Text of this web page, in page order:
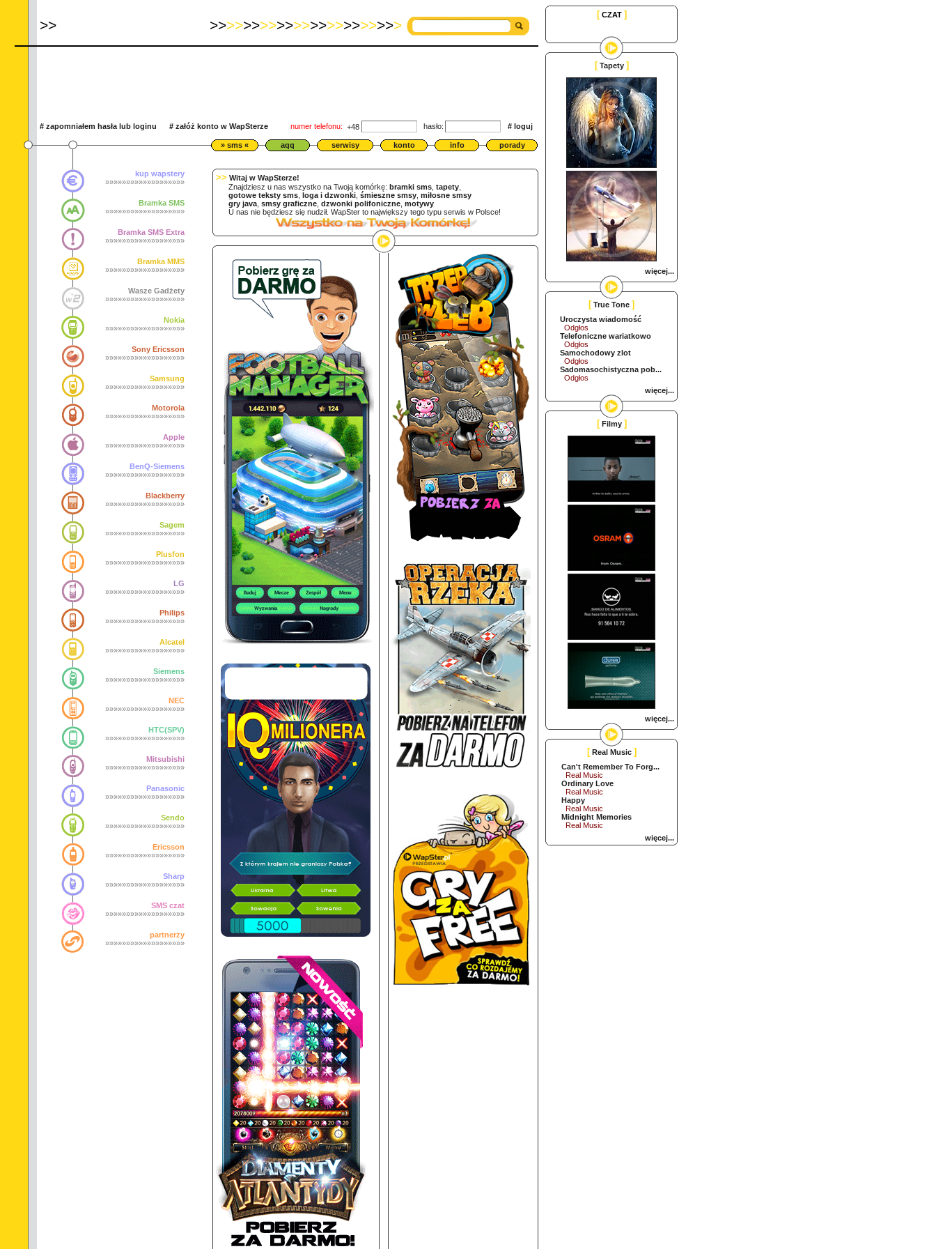
>> >>>>>>>>>>>>>>>>>>>>>>>
# zapomniałem hasła lub loginu # załóż konto w WapSterze numer telefonu: +48 hasło: # loguj
» sms « aqq serwisy konto info porady
kup wapstery
»»»»»»»»»»»»»»»»»»»
Bramka SMS
»»»»»»»»»»»»»»»»»»»
Bramka SMS Extra
»»»»»»»»»»»»»»»»»»»
Bramka MMS
»»»»»»»»»»»»»»»»»»»
Wasze Gadżety
»»»»»»»»»»»»»»»»»»»
Nokia
»»»»»»»»»»»»»»»»»»»
Sony Ericsson
»»»»»»»»»»»»»»»»»»»
Samsung
»»»»»»»»»»»»»»»»»»»
Motorola
»»»»»»»»»»»»»»»»»»»
Apple
»»»»»»»»»»»»»»»»»»»
BenQ-Siemens
»»»»»»»»»»»»»»»»»»»
Blackberry
»»»»»»»»»»»»»»»»»»»
Sagem
»»»»»»»»»»»»»»»»»»»
Plusfon
»»»»»»»»»»»»»»»»»»»
LG
»»»»»»»»»»»»»»»»»»»
Philips
»»»»»»»»»»»»»»»»»»»
Alcatel
»»»»»»»»»»»»»»»»»»»
Siemens
»»»»»»»»»»»»»»»»»»»
NEC
»»»»»»»»»»»»»»»»»»»
HTC(SPV)
»»»»»»»»»»»»»»»»»»»
Mitsubishi
»»»»»»»»»»»»»»»»»»»
Panasonic
»»»»»»»»»»»»»»»»»»»
Sendo
»»»»»»»»»»»»»»»»»»»
Ericsson
»»»»»»»»»»»»»»»»»»»
Sharp
»»»»»»»»»»»»»»»»»»»
SMS czat
»»»»»»»»»»»»»»»»»»»
partnerzy
»»»»»»»»»»»»»»»»»»»
>> Witaj w WapSterze!
Znajdziesz u nas wszystko na Twoją komórkę: bramki sms tapety
gotowe teksty sms loga i dzwonki śmieszne smsy miłosne smsy
gry java smsy graficzne dzwonki polifoniczne motywy
U nas nie będziesz się nudził. WapSter to największy tego typu serwis w Polsce!
[CZAT ]
[ Tapety ]
więcej...
[ True Tone ]
Uroczysta wiadomość
Odgłos
Telefoniczne wariatkowo
Odgłos
Samochodowy zlot
Odgłos
Sadomasochistyczna pob...
Odgłos
więcej...
[ Filmy ]
więcej...
[ Real Music ]
Can't Remember To Forg...
Real Music
Ordinary Love
Real Music
Happy
Real Music
Midnight Memories
Real Music
więcej...